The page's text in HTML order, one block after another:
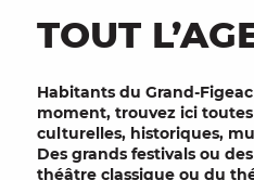
TOUT
Habitants du Grand-
moment, trouvez ici
culturelles, historiques,
Des grands festivals ou
théâtre classique ou du